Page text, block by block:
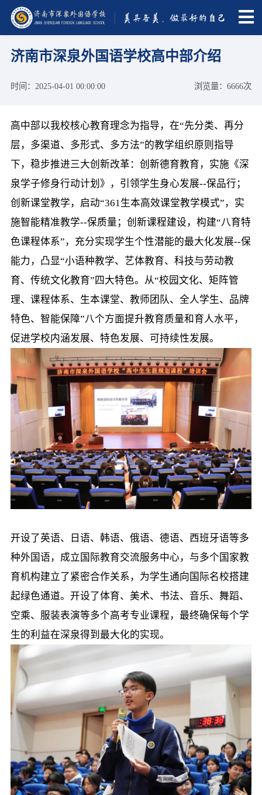
济南市深泉外国语学校高中部介绍
时间：2025-04-01 00:00:00 浏览量：6666次
高中部以我校核心教育理念为指导，在“先分类、再分
层，多渠道、多形式、多方法”的教学组织原则指导
下，稳步推进三大创新改革：创新德育教育，实施《深
泉学子修身行动计划》，引领学生身心发展--保品行；
创新课堂教学，启动“361生本高效课堂教学模式”，实
施智能精准教学--保质量；创新课程建设，构建“八育特
色课程体系”，充分实现学生个性潜能的最大化发展--保
能力，凸显“小语种教学、艺体教育、科技与劳动教
育、传统文化教育”四大特色。从“校园文化、矩阵管
理、课程体系、生本课堂、教师团队、全人学生、品牌
特色、智能保障”八个方面提升教育质量和育人水平，
促进学校内涵发展、特色发展、可持续性发展。
开设了英语、日语、韩语、俄语、德语、西班牙语等多
种外国语，成立国际教育交流服务中心，与多个国家教
育机构建立了紧密合作关系，为学生通向国际名校搭建
起绿色通道。开设了体育、美术、书法、音乐、舞蹈、
空乘、服装表演等多个高考专业课程，最终确保每个学
生的利益在深泉得到最大化的实现。